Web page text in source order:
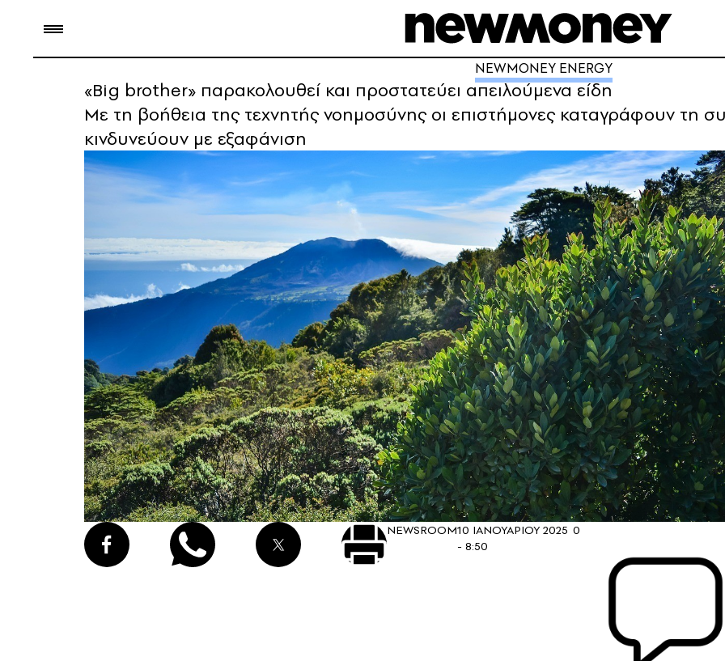
NEWMONEY ENERGY
«Big brother» παρακολουθεί και προστατεύει απειλούμενα είδη
Με τη βοήθεια της τεχνητής νοημοσύνης οι επιστήμονες καταγράφουν τη
κινδυνεύουν με εξαφάνιση
NEWSROOM10 ΙΑΝΟΥΑΡΙΟΥ 2025
- 8:50
0